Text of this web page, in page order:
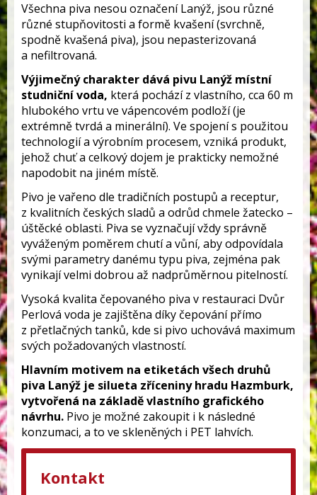
Všechna piva nesou označení Lanýž, jsou různé
různé stupňovitosti a formě kvašení (svrchně,
spodně kvašená piva), jsou nepasterizovaná
a nefiltrovaná.
Výjimečný charakter dává pivu Lanýž místní
studniční voda, která pochází z vlastního, cca 60 m
hlubokého vrtu ve vápencovém podloží (je
extrémně tvrdá a minerální). Ve spojení s použitou
technologií a výrobním procesem, vzniká produkt,
jehož chuť a celkový dojem je prakticky nemožné
napodobit na jiném místě.
Pivo je vařeno dle tradičních postupů a receptur,
z kvalitních českých sladů a odrůd chmele žatecko –
úštěcké oblasti. Piva se vyznačují vždy správně
vyváženým poměrem chutí a vůní, aby odpovídala
svými parametry danému typu piva, zejména pak
vynikají velmi dobrou až nadprůměrnou pitelností.
Vysoká kvalita čepovaného piva v restauraci Dvůr
Perlová voda je zajištěna díky čepování přímo
z přetlačných tanků, kde si pivo uchovává maximum
svých požadovaných vlastností.
Hlavním motivem na etiketách všech druhů
piva Lanýž je silueta zříceniny hradu Hazmburk,
vytvořená na základě vlastního grafického
návrhu. Pivo je možné zakoupit i k následné
konzumaci, a to ve skleněných i PET lahvích.
Kontakt